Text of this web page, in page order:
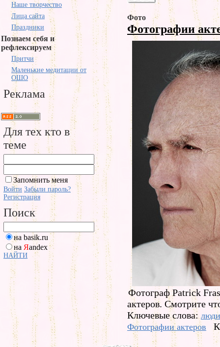
Наше творчество
Лица сайта
Праздники
Познаем себя и
рефлексируем
Притчи
Маленькие медитации от
ОШО
Реклама
Для тех кто в
теме
Запомнить меня
Войти Забыли пароль?
Регистрация
Поиск
на basik.ru
на Яandex
НАЙТИ
Фото
Фотографии
Фотограф Patrick
актеров. Смотрите
Ключевые слова: люди
Фотографии актеров